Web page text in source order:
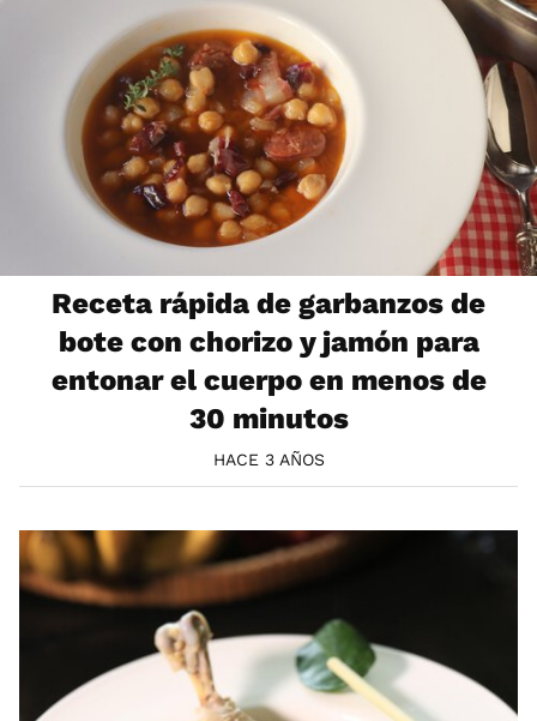
Receta rápida de garbanzos de
bote con chorizo y jamón para
entonar el cuerpo en menos de
30 minutos
HACE 3 AÑOS